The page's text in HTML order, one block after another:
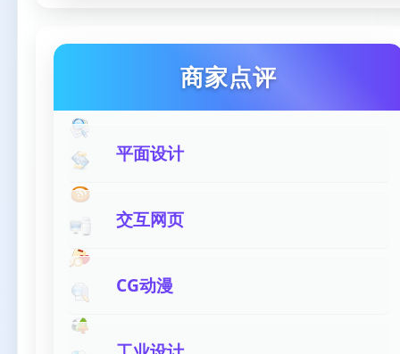
商家点评
平面设计
交互网页
CG动漫